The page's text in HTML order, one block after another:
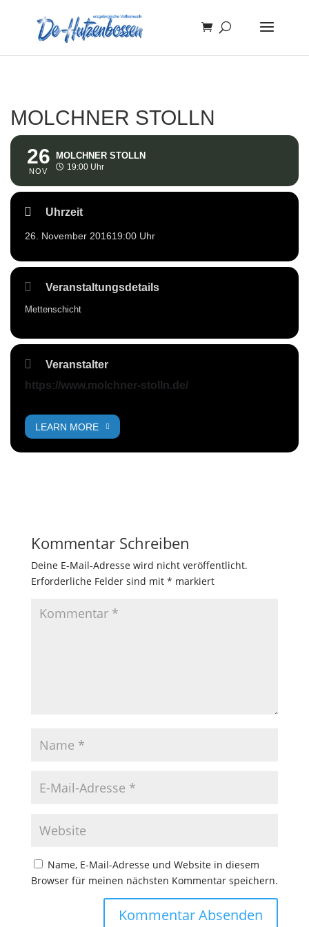
MOLCHNER STOLLN
26
NOV
MOLCHNER STOLLN
19:00 Uhr
Uhrzeit
26. November 201619:00 Uhr
Veranstaltungsdetails
Mettenschicht
Veranstalter
https://www.molchner-stolln.de/
LEARN MORE
Kommentar Schreiben
Deine E-Mail-Adresse wird nicht veröffentlicht.
Erforderliche Felder sind mit * markiert
Name, E-Mail-Adresse und Website in diesem
Browser für meinen nächsten Kommentar speichern.